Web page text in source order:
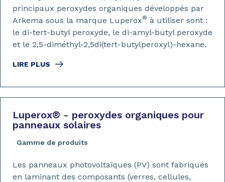
LIRE PLUS
principaux peroxydes organiques développés par
Arkema sous la marque Luperox® à utiliser sont :
le di-tert-butyl peroxyde, le di-amyl-butyl peroxyde
et le 2,5-diméthyl-2,5di(tert-butylperoxyl)-hexane.
Luperox® - peroxydes organiques pour
panneaux solaires
Gamme de produits
Les panneaux photovoltaïques (PV) sont fabriqués
en laminant des composants (verres, cellules,